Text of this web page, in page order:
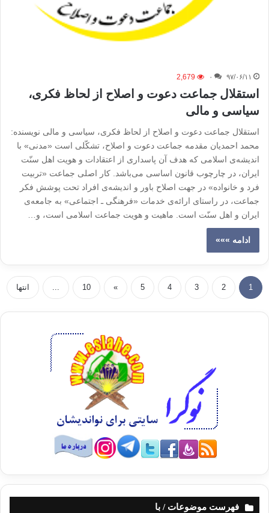
۹۷/۰۶/۱۱ ۰ 2,679
استقلال جماعت دعوت و اصلاح از لحاظ فکری،
سیاسی و مالی
استقلال جماعت دعوت و اصلاح از لحاظ فکری، سیاسی و مالی نویسنده:
محمد احمدیان مقدمه جماعت دعوت و اصلاح، تشکّلی است «مدنی» با
اندیشه‌ی اسلامی که هدف آن پاسداری از اعتقادات و هویت اهل سنّت
ایران، در چارچوب قانون اساسی می‌باشد. کار اصلی جماعت «تربیت
فرد و خانواده» در جهت اصلاح باور و اندیشه‌ی افراد تحت پوشش فکر
جماعت، در راستای ارائه‌ی خدمات «فرهنگی ـ اجتماعی» به جامعه‌ی
ایران و اهل سنّت است. ماهیت و هویت جماعت اسلامی است، و…
ادامه »»»
1
2
3
4
5
»
10
... انتها
فهرست موضوعات / با